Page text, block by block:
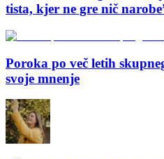
tista, kjer ne gre nič
Poroka po več letih
svoje mnenje